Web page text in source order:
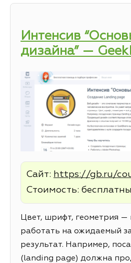
Интенсив
дизайна” —
Сайт: https://gb.ru/
Стоимость:
Цвет, шрифт, геометрия —
работать на ожидаемый
результат. Например,
(landing page) должна